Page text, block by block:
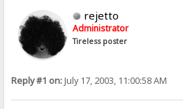
rejetto
Administrator
Tireless poster
Reply #1 on:July 17, 2003, 11:00:58 AM